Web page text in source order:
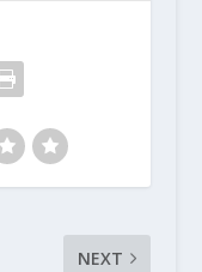
NEXT